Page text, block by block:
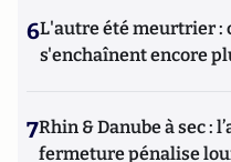
6L'autre été meurtrier :
s'enchaînent encore
7Rhin & Danube à sec :
fermeture pénalise